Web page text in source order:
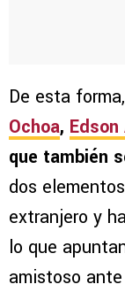
De esta
Ochoa,
que también
dos
extranjero y
lo que
amistoso